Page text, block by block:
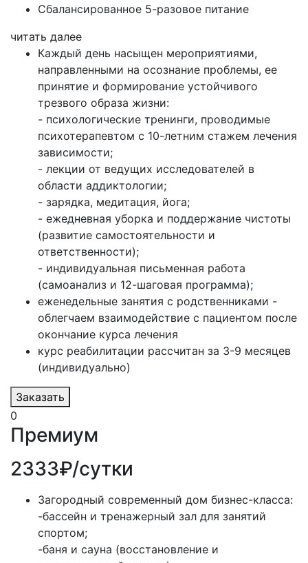
Сбалансированное 5-разовое питание
читать далее
Каждый день насыщен мероприятиями,
направленными на осознание проблемы, ее
принятие и формирование устойчивого
трезвого образа жизни:
- психологические тренинги, проводимые
психотерапевтом с 10-летним стажем лечения
зависимости;
- лекции от ведущих исследователей в
области аддиктологии;
- зарядка, медитация, йога;
- ежедневная уборка и поддержание чистоты
(развитие самостоятельности и
ответственности);
- индивидуальная письменная работа
(самоанализ и 12-шаговая программа);
еженедельные занятия с родственниками -
облегчаем взаимодействие с пациентом после
окончание курса лечения
курс реабилитации рассчитан за 3-9 месяцев
(индивидуально)
Заказать
0
Премиум
2333₽/сутки
Загородный современный дом бизнес-класса:
-бассейн и тренажерный зал для занятий
спортом;
-баня и сауна (восстановление и